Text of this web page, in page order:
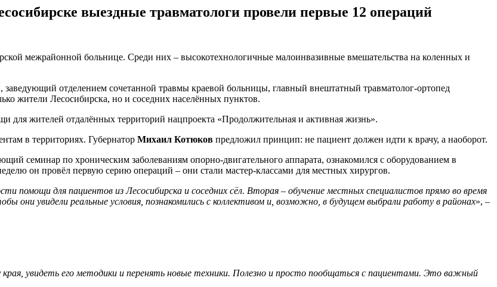
выездные травматологи провели первые 12 операций
межрайонной больнице. Среди них – высокотехнологичные малоинвазивные вмешательства на коленных и
заведующий отделением сочетанной травмы краевой больницы, главный внештатный травматолог-ортопед
жители Лесосибирска, но и соседних населённых пунктов.
для жителей отдалённых территорий нацпроекта «Продолжительная и активная жизнь».
в территориях. Губернатор Михаил Котюков предложил принцип: не пациент должен идти к врачу, а наоборот.
семинар по хроническим заболеваниям опорно-двигательного аппарата, ознакомился с оборудованием в
он провёл первую серию операций – они стали мастер-классами для местных хирургов.
помощи для пациентов из Лесосибирска и соседних сёл. Вторая – обучение местных специалистов прямо во время
они увидели реальные условия, познакомились с коллективом и, возможно, в будущем выбрали работу в районах», –
увидеть его методики и перенять новые техники. Полезно и просто пообщаться с пациентами. Это важный